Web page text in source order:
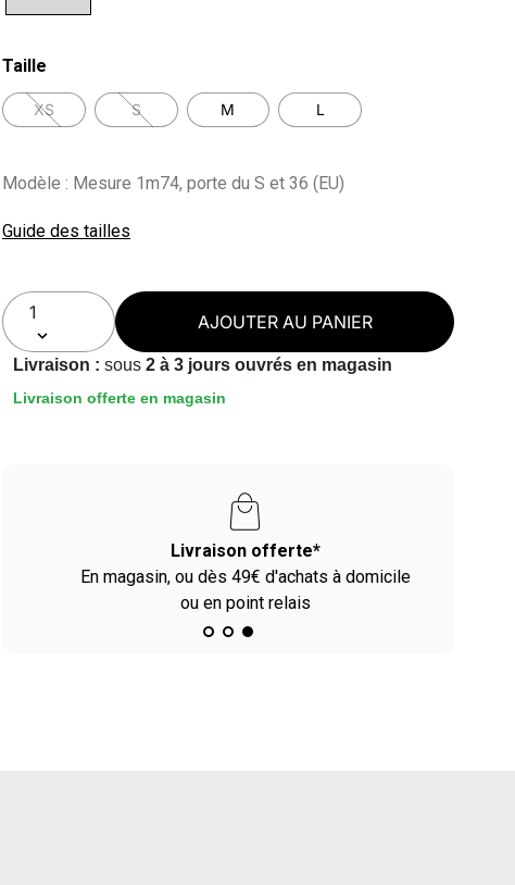
Taille
XS S M L
Modèle : Mesure 1m74, porte du S et 36 (EU)
Guide des tailles
AJOUTER AU PANIER
Livraison : sous 2 à 3 jours ouvrés en magasin
Livraison offerte en magasin
Livraison offerte*
En magasin, ou dès 49€ d'achats à domicile
ou en point relais